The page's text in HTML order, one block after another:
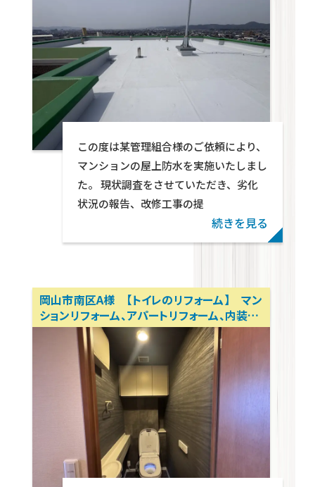
Warning: foreach() argument must be of
given in /home/wp571078/tekton-
partners.jp/public_html/wp-
content/themes/swell_child_tekton/
この度は某管理組合様のご依頼により、
マンションの屋上防水を実施いたしまし
た。 現状調査をさせていただき、劣化
状況の報告、改修工事の提
続きを見る
岡山市南区A様 【トイレのリフォーム】 マン
ションリフォーム、アパートリフォーム、内装リ
ノベーション 岡山リフォーム相談所 テクト
ン・パートナーズ